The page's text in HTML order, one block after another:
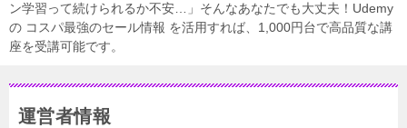
ン学習って続けられるか不安…」そんなあなたでも大丈夫！Udemy
の コスパ最強のセール情報 を活用すれば、1,000円台で高品質な講
座を受講可能です。
運営者情報